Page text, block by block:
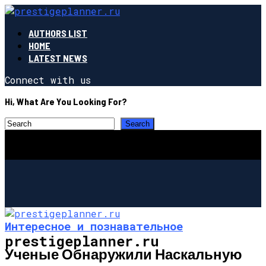
AUTHORS LIST
HOME
LATEST NEWS
Connect with us
Hi, What Are You Looking For?
prestigeplanner.ru
Интересное и познавательное
Ученые Обнаружили Наскальную